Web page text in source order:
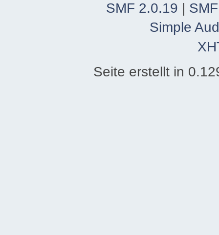
SMF 2.0.19 |
Simple
Seite erstellt in